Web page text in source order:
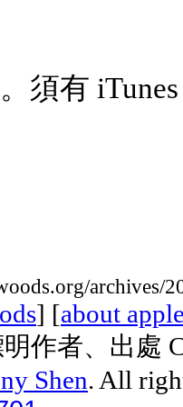
須有
archives/
] [about
作者、出處
Shen. All